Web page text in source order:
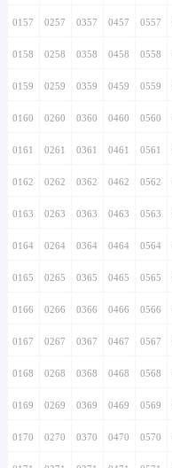
0157 0257 0357 0457 0557
0158 0258 0358 0458 0558
0159 0259 0359 0459 0559
0160 0260 0360 0460 0560
0161 0261 0361 0461 0561
0162 0262 0362 0462 0562
0163 0263 0363 0463 0563
0164 0264 0364 0464 0564
0165 0265 0365 0465 0565
0166 0266 0366 0466 0566
0167 0267 0367 0467 0567
0168 0268 0368 0468 0568
0169 0269 0369 0469 0569
0170 0270 0370 0470 0570